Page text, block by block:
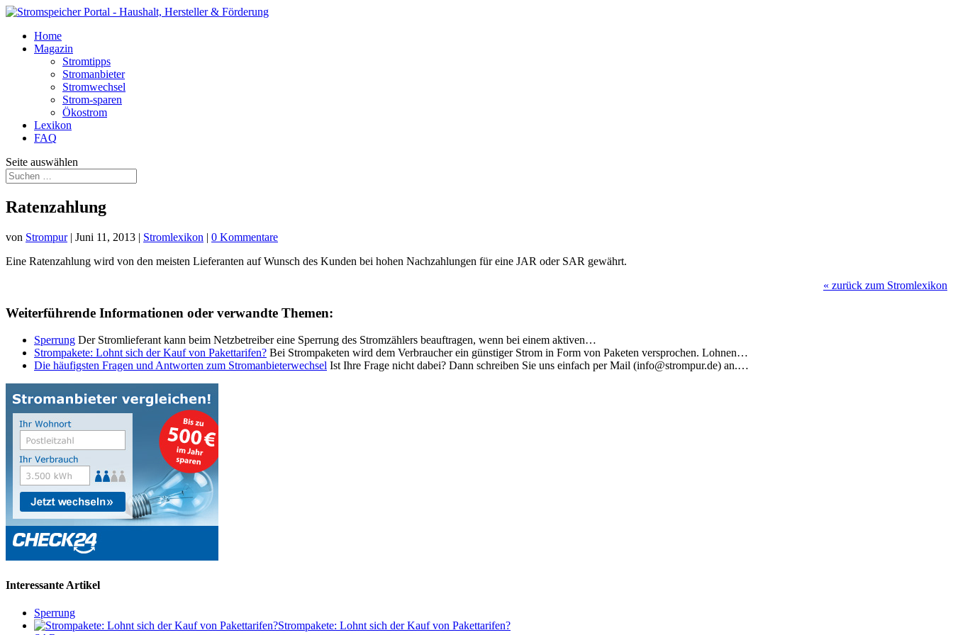
Home
Magazin
Stromtipps
Stromanbieter
Stromwechsel
Strom-sparen
Ökostrom
Lexikon
FAQ
Seite auswählen
Ratenzahlung
von Strompur| Juni 11, 2013 | Stromlexikon | 0 Kommentare
Eine Ratenzahlung wird von den meisten Lieferanten auf Wunsch des Kunden bei hohen Nachzahlungen für eine JAR oder SAR gewährt.
« zurück zum Stromlexikon
Weiterführende Informationen oder verwandte Themen:
Sperrung Der Stromlieferant kann beim Netzbetreiber eine Sperrung des Stromzählers beauftragen, wenn bei einem aktiven…
Strompakete: Lohnt sich der Kauf von Pakettarifen? Bei Strompaketen wird dem Verbraucher ein günstiger Strom in Form von Paketen versprochen. Lohnen…
Die häufigsten Fragen und Antworten zum Stromanbieterwechsel Ist Ihre Frage nicht dabei? Dann schreiben Sie uns einfach per Mail (info@strompur.de) an.…
Interessante Artikel
Sperrung
Strompakete: Lohnt sich der Kauf von Pakettarifen?